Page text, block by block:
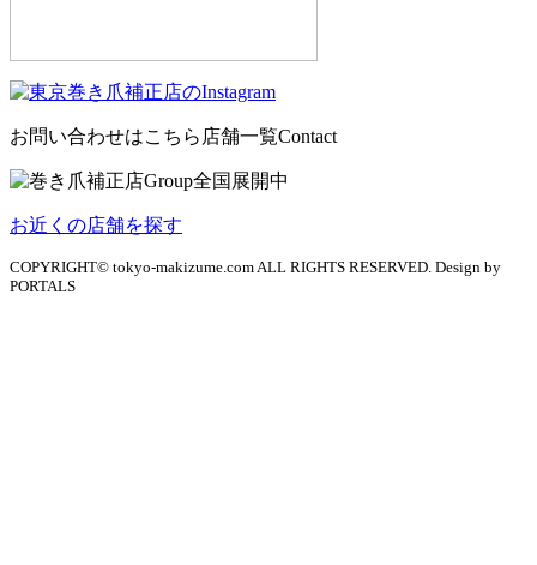
お問い合わせはこちら 店舗一覧Contact
お近くの店舗を探す
COPYRIGHT© tokyo-makizume.com ALL RIGHTS RESERVED. Design by
PORTALS